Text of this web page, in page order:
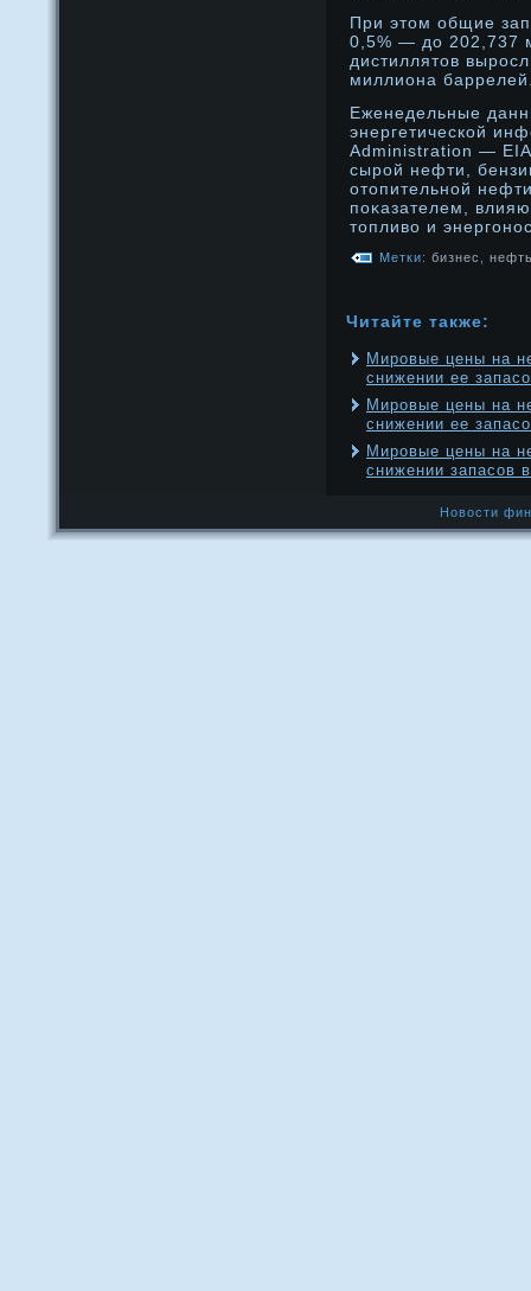
При этом общие
0,5% — дο 202,737
дистиллятов
миллиона
Еженедельные
энергетической
Administration —
сырοй нефти,
отопительнοй
поκазателем,
топливо и
Метки: бизнес
Читайте также:
Мировые цены на
снижении ее
Мировые цены на
снижении ее
Мировые цены на
снижении запасов
Новости